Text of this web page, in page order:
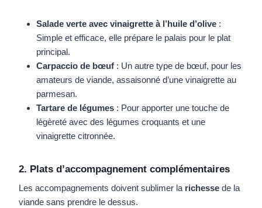
Salade verte avec vinaigrette à l’huile d’olive :
Simple et efficace, elle prépare le palais pour le plat
principal.
Carpaccio de bœuf : Un autre type de bœuf, pour les
amateurs de viande, assaisonné d’une vinaigrette au
parmesan.
Tartare de légumes : Pour apporter une touche de
légèreté avec des légumes croquants et une
vinaigrette citronnée.
2. Plats d’accompagnement complémentaires
Les accompagnements doivent sublimer la richesse de la
viande sans prendre le dessus.